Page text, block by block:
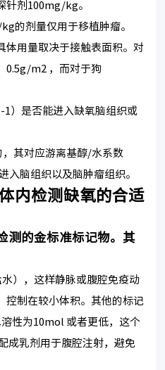
针剂100mg/kg。
的剂量仅用于移植肿瘤。
体用量取决于接触表面积。对
0.5g/m2 ，而对于狗
）是否能进入缺氧脑组织或
其对应游离基醇/水系数
入脑组织以及脑肿瘤组织。
内检测缺氧的合适
测的金标准标记物。其
），这样静脉或腹腔免疫动
控制在较小体积。其他的标记
性为10mol 或者更低，这个
成乳剂用于腹腔注射，避免